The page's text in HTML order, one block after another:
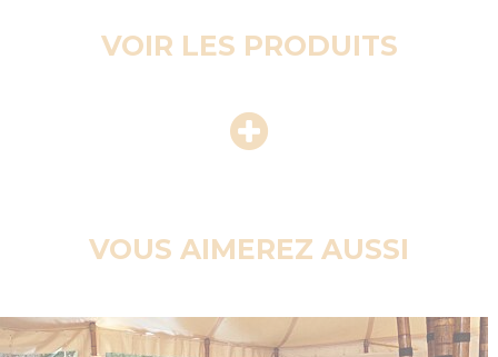
VOIR LES PRODUITS
VOUS AIMEREZ AUSSI